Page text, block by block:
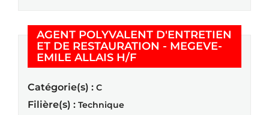
AGENT POLYVALENT D'ENTRETIEN
ET DE RESTAURATION - MEGEVE-
EMILE ALLAIS H/F(Nouvelle fenêtre)
Catégorie(s) : C
Filière(s) : Technique